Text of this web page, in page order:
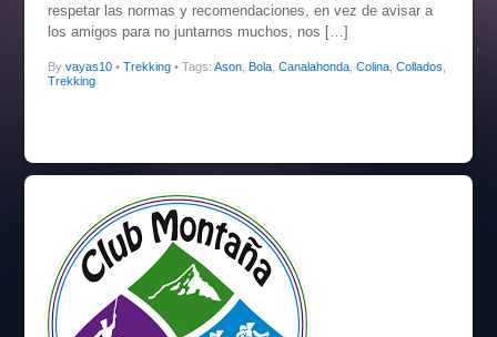
respetar las normas y recomendaciones, en vez de avisar a
los amigos para no juntarnos muchos, nos […]
By vayas10• Trekking • Tags: Ason, Bola, Canalahonda, Colina, Collados
Trekking